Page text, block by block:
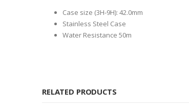
Case size (3H-9H): 42.0mm
Stainless Steel Case
Water Resistance 50m
RELATED PRODUCTS